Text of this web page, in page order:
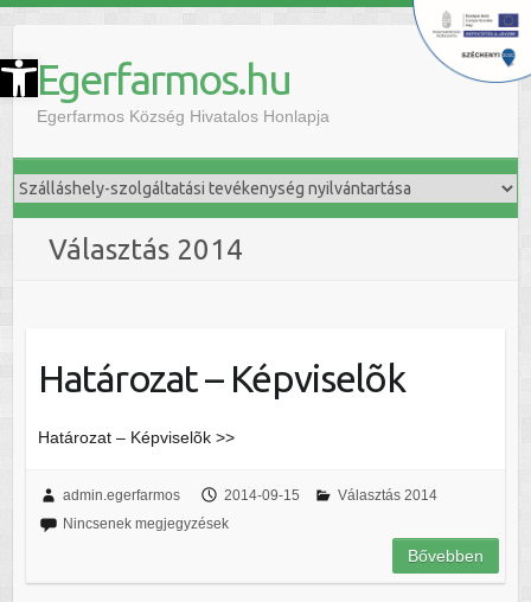
Eszköztár megnyitása Egerfarmos.hu
Egerfarmos Község Hivatalos Honlapja
Választás 2014
Határozat – Képviselõk
Határozat – Képviselõk >>
admin.egerfarmos 2014-09-15
Választás 2014
Nincsenek megjegyzések
Bővebben